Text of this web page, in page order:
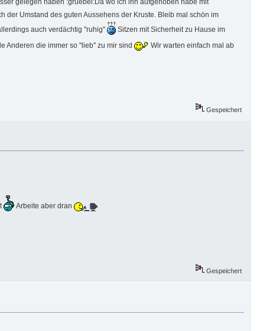
gelegen haben :gruebel:Da wo ich ihn aufgehoben habe mit
Umstand des guten Aussehens der Kruste. Bleib mal schön im
auch verdächtig "ruhig"
Sitzen mit Sicherheit zu Hause im
Anderen die immer so "lieb" zu mir sind Wir warten einfach mal ab
Gespeichert
Arbeite aber dran
Gespeichert